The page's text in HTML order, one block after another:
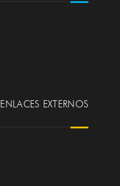
ENLACES EXTERNOS